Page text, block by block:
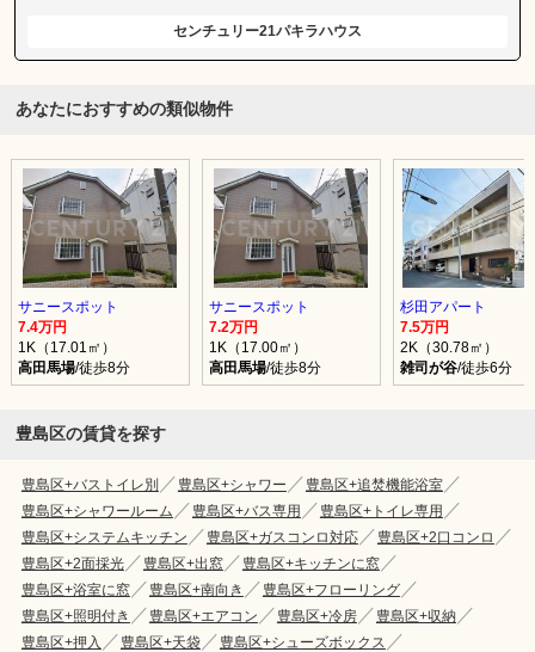
センチュリー21パキラハウス
あなたにおすすめの類似物件
サニースポット
7.4万円
1K（17.01㎡）
高田馬場/徒歩8分
サニースポット
7.2万円
1K（17.00㎡）
高田馬場/徒歩8分
杉田アパート
7.5万円
2K（30.78㎡）
雑司が谷/徒歩6分
豊島区の賃貸を探す
豊島区+バストイレ別 豊島区+シャワー
豊島区+追焚機能浴室
豊島区+シャワールーム
豊島区+バス専用
豊島区+トイレ専用
豊島区+システムキッチン
豊島区+ガスコンロ対応
豊島区+2口コンロ
豊島区+2面採光
豊島区+出窓
豊島区+キッチンに窓
豊島区+浴室に窓
豊島区+南向き
豊島区+フローリング
豊島区+照明付き
豊島区+エアコン 豊島区+冷房
豊島区+収納
豊島区+押入
豊島区+天袋
豊島区+シューズボックス